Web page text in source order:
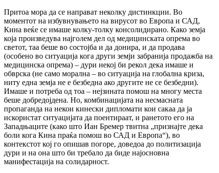
Притоа мора да се направат неколку дистинкции. Во
моментот на избувнувањето на вирусот во Европа и САД,
Кина веќе се имаше колку-толку консолидирано. Како земја
која произведува најголем дел од медицинската опрема во
светот, таа беше во состојба и да донира, и да продава
(особено во ситуација кога други земји забранија продажба на
медицинска опрема) – дури некој би рекол дека имаше и
обврска (не само морална – во ситуација на глобална криза,
ниту една земја не е безбедна ако другите не се безбедни).
Имаше и потреба од тоа – нејзината помош на многу места
беше добредојдена. Но, комбинацијата на несмасната
пропаганда на некои кинески дипломати кои сакаа да ја
искористат ситуацијата да поентираат, и ранетото его на
Западњаците (како што Иан Бремер твитна „признајте дека
боли кога Кина праќа помош во САД и Европа“), во
контекстот кој го опишав погоре, доведоа до политизација
дури и на она што би требало да биде најосновна
манифестација на солидарност.